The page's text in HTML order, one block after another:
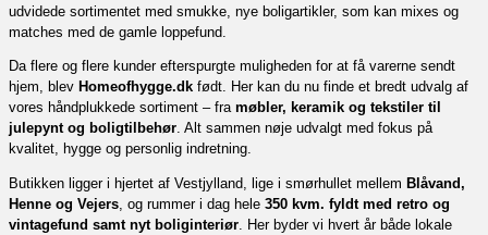
udvidede sortimentet med smukke, nye boligartikler, som kan mixes og
matches med de gamle loppefund.
Da flere og flere kunder efterspurgte muligheden for at få varerne sendt
hjem, blev Homeofhygge.dk født. Her kan du nu finde et bredt udvalg af
vores håndplukkede sortiment – fra møbler, keramik og tekstiler til
julepynt og boligtilbehør. Alt sammen nøje udvalgt med fokus på
kvalitet, hygge og personlig indretning.
Butikken ligger i hjertet af Vestjylland, lige i smørhullet mellem Blåvand,
Henne og Vejers, og rummer i dag hele 350 kvm. fyldt med retro og
vintagefund samt nyt boliginteriør. Her byder vi hvert år både lokale